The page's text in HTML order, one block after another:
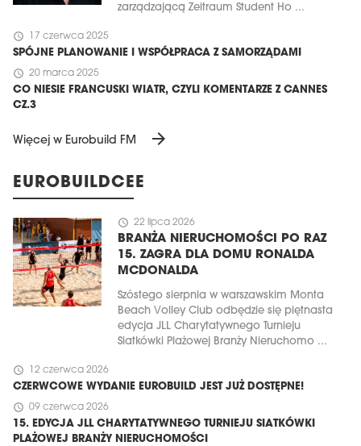
zarządzającą Zeitraum Student Ho ...
schedule 17 czerwca 2025
SPÓJNE PLANOWANIE I WSPÓŁPRACA Z SAMORZĄDAMI
schedule 20 marca 2025
CO NIESIE FRANCUSKI WIATR, CZYLI KOMENTARZE Z CANNES
CZ.3
Więcej w Eurobuild FM arrow_forward
EUROBUILDCEE
schedule 22 lipca 2026
BRANŻA NIERUCHOMOŚCI PO RAZ
15. ZAGRA DLA DOMU RONALDA
MCDONALDA
Szóstego sierpnia w warszawskim Monta
Beach Volley Club odbędzie się piętnasta
edycja JLL Charytatywnego Turnieju
Siatkówki Plażowej Branży Nieruchomo ...
schedule 12 czerwca 2026
CZERWCOWE WYDANIE EUROBUILD JEST JUŻ DOSTĘPNE!
schedule 09 czerwca 2026
15. EDYCJA JLL CHARYTATYWNEGO TURNIEJU SIATKÓWKI
PLAŻOWEJ BRANŻY NIERUCHOMOŚCI